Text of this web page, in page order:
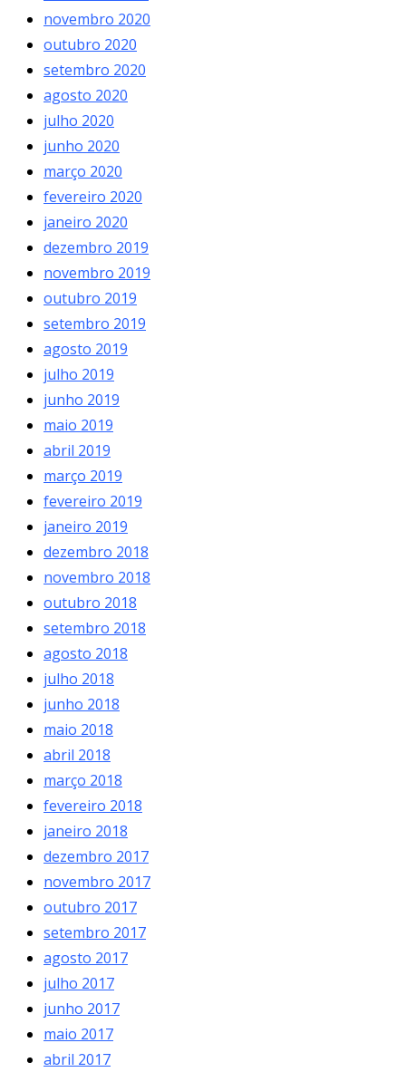
novembro 2020
outubro 2020
setembro 2020
agosto 2020
julho 2020
junho 2020
março 2020
fevereiro 2020
janeiro 2020
dezembro 2019
novembro 2019
outubro 2019
setembro 2019
agosto 2019
julho 2019
junho 2019
maio 2019
abril 2019
março 2019
fevereiro 2019
janeiro 2019
dezembro 2018
novembro 2018
outubro 2018
setembro 2018
agosto 2018
julho 2018
junho 2018
maio 2018
abril 2018
março 2018
fevereiro 2018
janeiro 2018
dezembro 2017
novembro 2017
outubro 2017
setembro 2017
agosto 2017
julho 2017
junho 2017
maio 2017
abril 2017